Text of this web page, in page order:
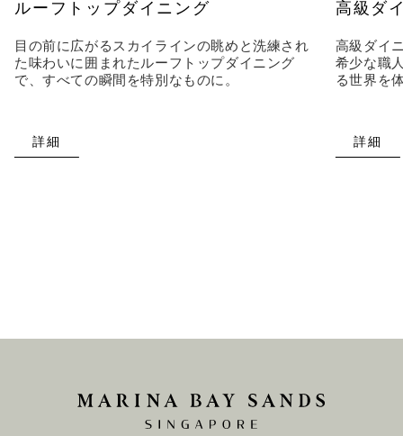
ルーフトップダイニング
目の前に広がるスカイラインの眺めと洗練され
た味わいに囲まれたルーフトップダイニング
で、すべての瞬間を特別なものに。
詳細
高級ダ
高級ダイ
希少な職
る世界を
詳細